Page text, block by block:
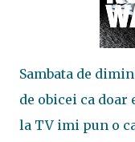
Sambata de
de obicei ca doar
la TV imi pun o